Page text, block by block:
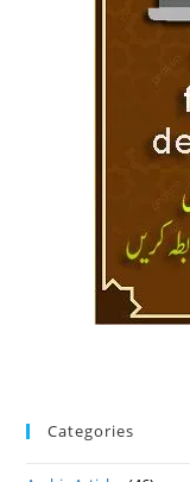
Categories